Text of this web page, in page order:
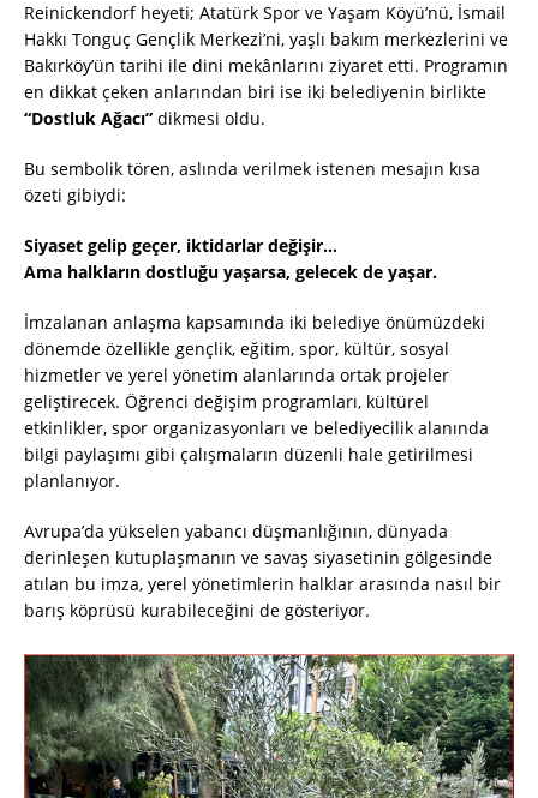
Reinickendorf heyeti; Atatürk Spor ve Yaşam Köyü’nü, İsmail
Hakkı Tonguç Gençlik Merkezi’ni, yaşlı bakım merkezlerini ve
Bakırköy’ün tarihi ile dini mekânlarını ziyaret etti. Programın
en dikkat çeken anlarından biri ise iki belediyenin birlikte
“Dostluk Ağacı” dikmesi oldu.
Bu sembolik tören, aslında verilmek istenen mesajın kısa
özeti gibiydi:
Siyaset gelip geçer, iktidarlar değişir…
Ama halkların dostluğu yaşarsa, gelecek de yaşar.
İmzalanan anlaşma kapsamında iki belediye önümüzdeki
dönemde özellikle gençlik, eğitim, spor, kültür, sosyal
hizmetler ve yerel yönetim alanlarında ortak projeler
geliştirecek. Öğrenci değişim programları, kültürel
etkinlikler, spor organizasyonları ve belediyecilik alanında
bilgi paylaşımı gibi çalışmaların düzenli hale getirilmesi
planlanıyor.
Avrupa’da yükselen yabancı düşmanlığının, dünyada
derinleşen kutuplaşmanın ve savaş siyasetinin gölgesinde
atılan bu imza, yerel yönetimlerin halklar arasında nasıl bir
barış köprüsü kurabileceğini de gösteriyor.